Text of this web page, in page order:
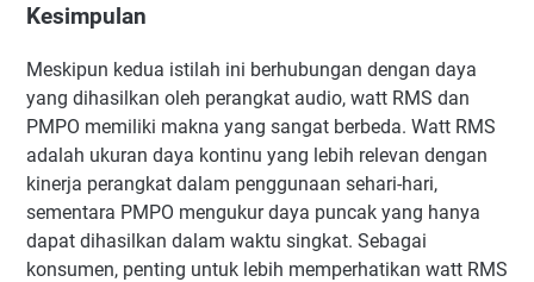
Kesimpulan
Meskipun kedua istilah ini berhubungan dengan daya
yang dihasilkan oleh perangkat audio, watt RMS dan
PMPO memiliki makna yang sangat berbeda. Watt RMS
adalah ukuran daya kontinu yang lebih relevan dengan
kinerja perangkat dalam penggunaan sehari-hari,
sementara PMPO mengukur daya puncak yang hanya
dapat dihasilkan dalam waktu singkat. Sebagai
konsumen, penting untuk lebih memperhatikan watt RMS